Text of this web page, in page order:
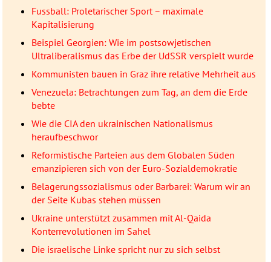
Fussball: Proletarischer Sport – maximale
Kapitalisierung
Beispiel Georgien: Wie im postsowjetischen
Ultraliberalismus das Erbe der UdSSR verspielt wurde
Kommunisten bauen in Graz ihre relative Mehrheit aus
Venezuela: Betrachtungen zum Tag, an dem die Erde
bebte
Wie die CIA den ukrainischen Nationalismus
heraufbeschwor
Reformistische Parteien aus dem Globalen Süden
emanzipieren sich von der Euro-Sozialdemokratie
Belagerungssozialismus oder Barbarei: Warum wir an
der Seite Kubas stehen müssen
Ukraine unterstützt zusammen mit Al-Qaida
Konterrevolutionen im Sahel
Die israelische Linke spricht nur zu sich selbst